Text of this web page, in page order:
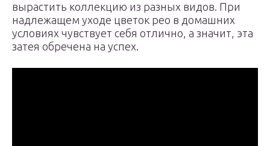
вырастить коллекцию из разных видов. При
надлежащем уходе цветок рео в домашних
условиях чувствует себя отлично, а значит, эта
затея обречена на успех.